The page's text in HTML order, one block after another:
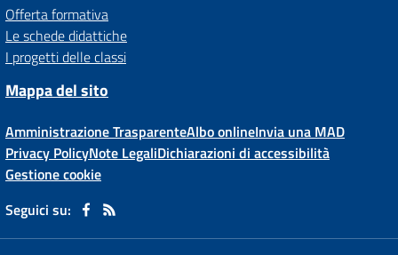
Offerta formativa
Le schede didattiche
I progetti delle classi
Mappa del sito
Amministrazione TrasparenteAlbo onlineInvia una MAD
Privacy PolicyNote LegaliDichiarazioni di accessibilità
Gestione cookie
Seguici su: